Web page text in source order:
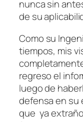
nunca sin
de su
Como su
tiempos, mis
regreso el
luego de
defensa en su
que ya